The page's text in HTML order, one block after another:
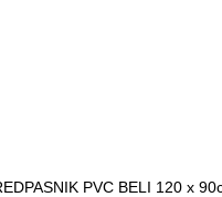
PVC BELI 120 x